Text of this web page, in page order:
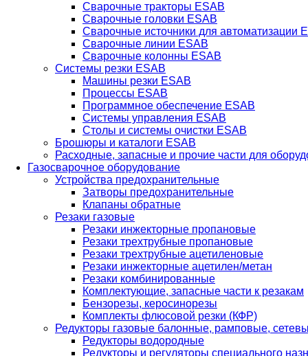
Сварочные тракторы ESAB
Сварочные головки ESAB
Сварочные источники для автоматизации
Сварочные линии ESAB
Сварочные колонны ESAB
Системы резки ESAB
Машины резки ESAB
Процессы ESAB
Программное обеспечение ESAB
Системы управления ESAB
Столы и системы очистки ESAB
Брошюры и каталоги ESAB
Расходные, запасные и прочие части для
Газосварочное оборудование
Устройства предохранительные
Затворы предохранительные
Клапаны обратные
Резаки газовые
Резаки инжекторные пропановые
Резаки трехтрубные пропановые
Резаки трехтрубные ацетиленовые
Резаки инжекторные ацетилен/метан
Резаки комбинированные
Комплектующие, запасные части к резакам
Бензорезы, керосинорезы
Комплекты флюсовой резки (КФР)
Редукторы газовые балонные, рамповые,
Редукторы водородные
Редукторы и регуляторы специального